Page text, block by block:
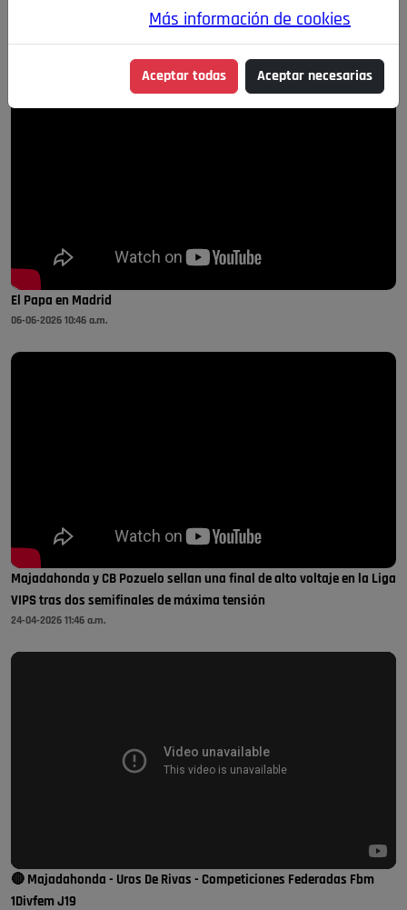
Salud 🔴 En Directo
El Papa en Madrid
06-06-2026 10:46 a.m.
Majadahonda y CB Pozuelo sellan una final de alto voltaje en la Liga
VIPS tras dos semifinales de máxima tensión
24-04-2026 11:46 a.m.
🔴 Majadahonda - Uros De Rivas - Competiciones Federadas Fbm
1Divfem J19
Más información de cookies
Aceptar todas Aceptar necesarias